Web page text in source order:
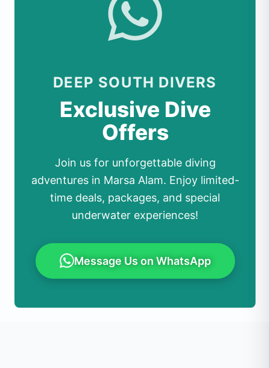
DEEP SOUTH DIVERS
Exclusive Dive
Offers
Join us for unforgettable diving
adventures in Marsa Alam. Enjoy limited-
time deals, packages, and special
underwater experiences!
Message Us on WhatsApp